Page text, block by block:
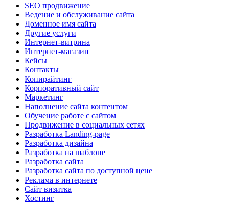
SEO продвижение
Ведение и обслуживание сайта
Доменное имя сайта
Другие услуги
Интернет-витрина
Интернет-магазин
Кейсы
Контакты
Копирайтинг
Корпоративный сайт
Маркетинг
Наполнение сайта контентом
Обучение работе с сайтом
Продвижение в социальных сетях
Разработка Landing-page
Разработка дизайна
Разработка на шаблоне
Разработка сайта
Разработка сайта по доступной цене
Реклама в интернете
Сайт визитка
Хостинг